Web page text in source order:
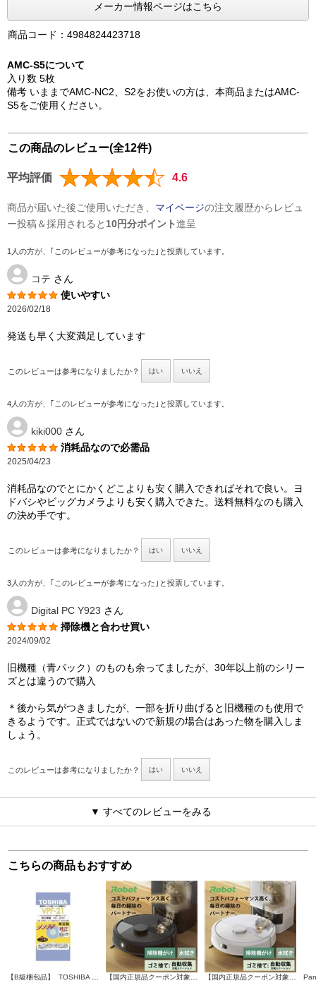
メーカー情報ページはこちら
商品コード：4984824423718
AMC-S5について
入り数 5枚
備考 いままでAMC-NC2、S2をお使いの方は、本商品またはAMC-
S5をご使用ください。
この商品のレビュー(全12件)
平均評価 4.6
商品が届いた後ご使用いただき、 マイページの注文履歴からレビュ
ー投稿＆採用されると 10円分ポイント進呈
1人の方が、｢このレビューが参考になった｣と投票しています。
コテ さん
使いやすい
2026/02/18
発送も早く大変満足しています
このレビューは参考になりましたか？ はい いいえ
4人の方が、｢このレビューが参考になった｣と投票しています。
kiki000 さん
消耗品なので必需品
2025/04/23
消耗品なのでとにかくどこよりも安く購入できればそれで良い。ヨ
ドバシやビッグカメラよりも安く購入できた。送料無料なのも購入
の決め手です。
このレビューは参考になりましたか？ はい いいえ
3人の方が、｢このレビューが参考になった｣と投票しています。
Digital PC Y923 さん
掃除機と合わせ買い
2024/09/02
旧機種（青パック）のものも余ってましたが、30年以上前のシリー
ズとは違うので購入
＊後から気がつきましたが、一部を折り曲げると旧機種のも使用で
きるようです。正式ではないので新規の場合はあった物を購入しま
しょう。
このレビューは参考になりましたか？ はい いいえ
▼ すべてのレビューをみる
こちらの商品もおすすめ